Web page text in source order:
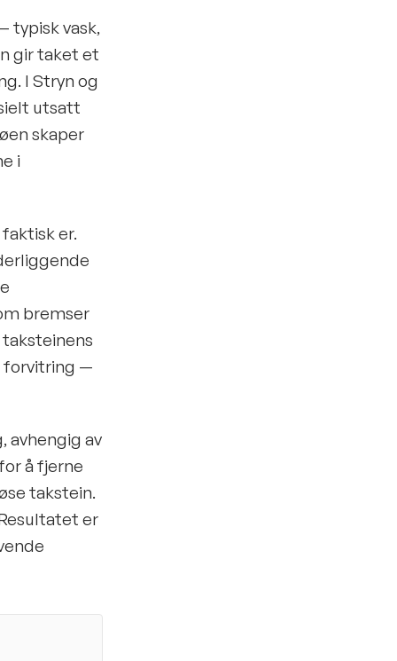
typisk vask,
gir taket et
I Stryn og
utsatt
skaper
i
er.
bremser
forvitring —
avhengig av
å fjerne
takstein.
er